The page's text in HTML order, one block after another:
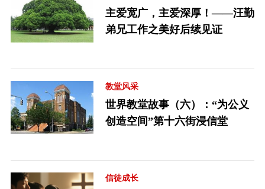
主爱宽广，主爱深厚！——汪勤
弟兄工作之美好后续见证
教堂风采
世界教堂故事（六）：“为公义
创造空间”第十六街浸信堂
信徒成长